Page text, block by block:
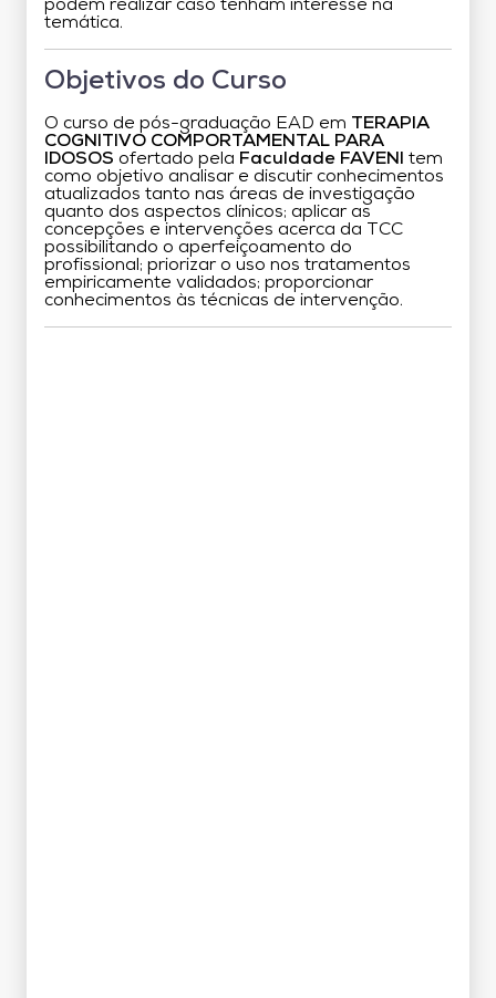
podem realizar caso tenham interesse na
temática.
Objetivos do Curso
O curso de pós-graduação EAD em TERAPIA
COGNITIVO COMPORTAMENTAL PARA
IDOSOS ofertado pela Faculdade FAVENI
tem
como objetivo analisar e discutir conhecimentos
atualizados tanto nas áreas de investigação
quanto dos aspectos clínicos; aplicar as
concepções e intervenções acerca da TCC
possibilitando o aperfeiçoamento do
profissional; priorizar o uso nos tratamentos
empiricamente validados; proporcionar
conhecimentos às técnicas de intervenção.